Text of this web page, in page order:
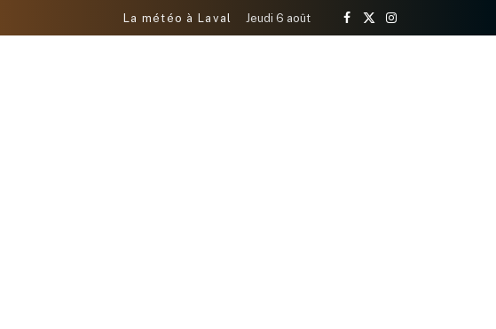
La météo à Laval Jeudi 6 août
Facebook
X
Instagram